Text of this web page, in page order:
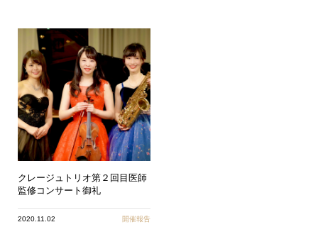
クレージュトリオ第２回目医師
監修コンサート御礼
2020.11.02 開催報告